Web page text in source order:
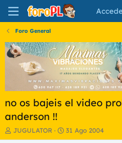
Foro General
no os bajeis el video
anderson !!
I
n
JUGULATOR
F
e
31 Ago 2004